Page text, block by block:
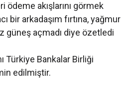
ödeme akışlarını görmek
bir arkadaşım fırtına, yağmur
güneş açmadı diye özetledi
Türkiye Bankalar Birliği
edilmiştir.